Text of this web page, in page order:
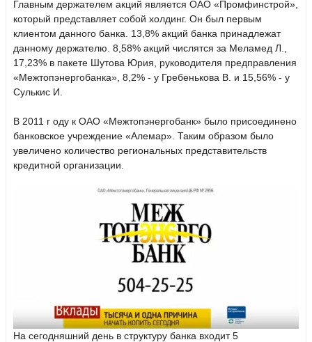
Главным держателем акций является ОАО «Промфинстрой»,
который представляет собой холдинг. Он был первым
клиентом данного банка. 13,8% акций банка принадлежат
данному держателю. 8,58% акций числятся за Меламед Л.,
17,23% в пакете Шутова Юрия, руководителя предправления
«Межтопэнергобанка», 8,2% - у Гребенькова В. и 15,56% - у
Сулькис И.
В 2011 г оду к ОАО «Межтопэнергобанк» было присоединено
банковское учреждение «Алемар». Таким образом было
увеличено количество региональных представительств
кредитной организации.
На сегодняшний день в структуру банка входит 5